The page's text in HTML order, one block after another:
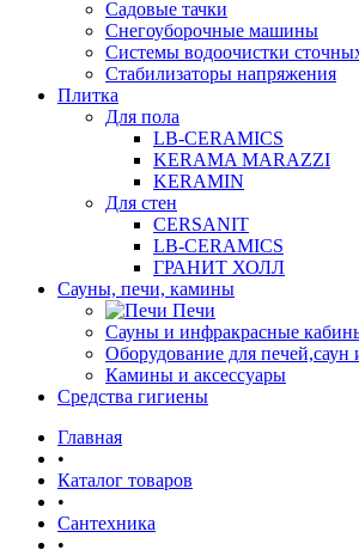
Садовые тачки
Снегоуборочные машины
Системы водоочистки
Стабилизаторы напряжения
Плитка
Для пола
LB-CERAMICS
KERAMA MARAZZI
KERAMIN
Для стен
CERSANIT
LB-CERAMICS
ГРАНИТ ХОЛЛ
Сауны, печи, камины
Печи
Сауны и инфракрасные
Оборудование для печей,саун
Камины и аксессуары
Средства гигиены
Главная
•
Каталог товаров
•
Сантехника
•